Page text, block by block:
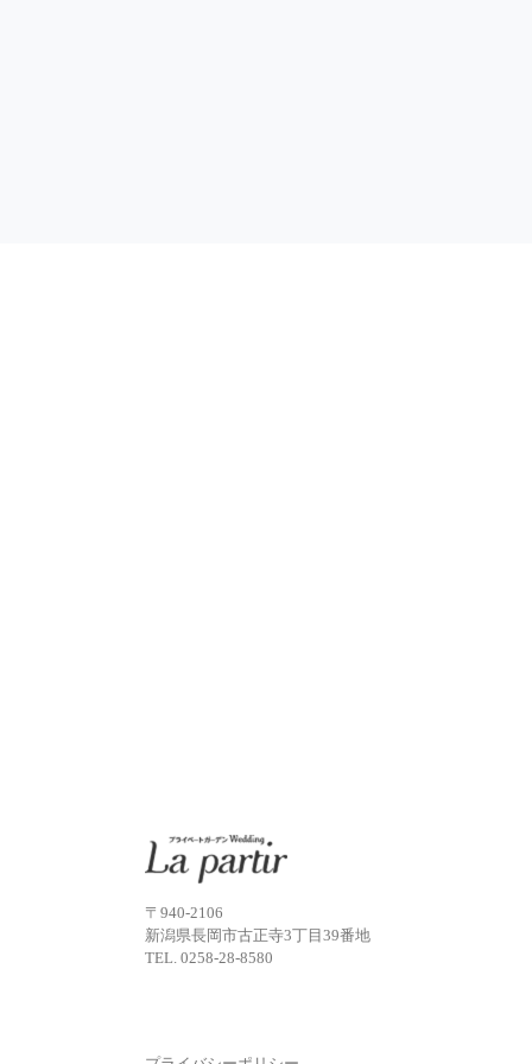
〒940-2106
新潟県長岡市古正寺3丁目39番地
TEL. 0258-28-8580